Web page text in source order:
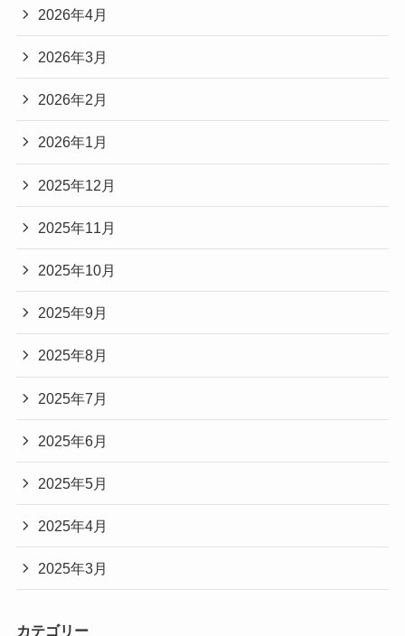
2026年4月
2026年3月
2026年2月
2026年1月
2025年12月
2025年11月
2025年10月
2025年9月
2025年8月
2025年7月
2025年6月
2025年5月
2025年4月
2025年3月
カテゴリー